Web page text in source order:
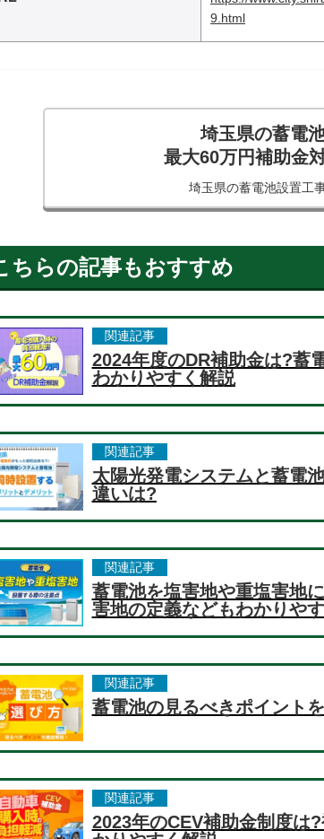
9.html
埼玉県の蓄電
最大60万円補助金
埼玉県の蓄電池設置工
ちらの記事もおすすめ
関連記事
2024年度のDR補助金は?蓄
わかりやすく解説
関連記事
太陽光発電システムと蓄電
違いは?
関連記事
蓄電池を塩害地や重塩害地
害地の定義などもわかりや
関連記事
蓄電池の見るべきポイント
関連記事
2023年のCEV補助金制度は